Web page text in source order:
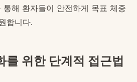
통해 환자들이 안전하게 목표 체중
합니다.
를 위한 단계적 접근법